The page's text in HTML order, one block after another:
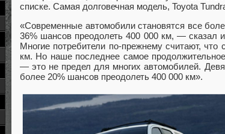
списке. Самая долговечная модель, Toyota
«Современные автомобили становятся все
36% шансов преодолеть 400 000 км, — сказал
Многие потребители по-прежнему считают,
км. Но наше последнее самое
— это не предел для многих автомобилей.
более 20% шансов преодолеть 400 000 км».